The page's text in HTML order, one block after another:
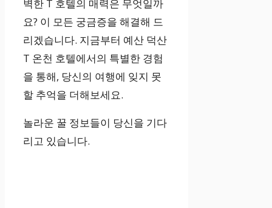
벽한 T 호텔의 매력은 무엇일까
요? 이 모든 궁금증을 해결해 드
리겠습니다. 지금부터 예산 덕산
T 온천 호텔에서의 특별한 경험
을 통해, 당신의 여행에 잊지 못
할 추억을 더해보세요.
놀라운 꿀 정보들이 당신을 기다
리고 있습니다.